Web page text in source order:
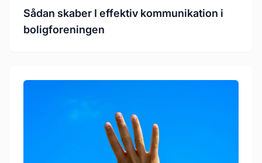
Sådan skaber I effektiv kommunikation i
boligforeningen